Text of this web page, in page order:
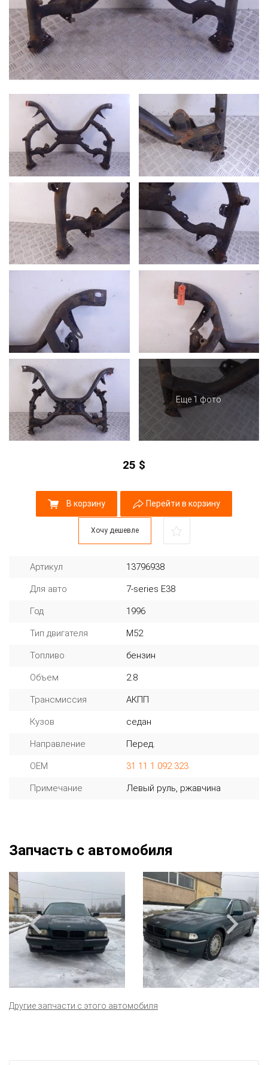
Еще 1 фото
25 $
В корзину Перейти в корзину
Хочу дешевле
Артикул 13796938
Для авто 7-series E38
Год 1996
Тип двигателя M52
Топливо бензин
Объем 2.8
Трансмиссия АКПП
Кузов седан
Направление Перед.
OEM 31 11 1 092 323
Примечание Левый руль, ржавчина
Запчасть с автомобиля
Другие запчасти с этого автомобиля